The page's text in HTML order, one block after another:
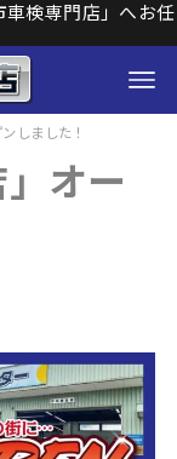
検専門店」へお任
しました！
オー